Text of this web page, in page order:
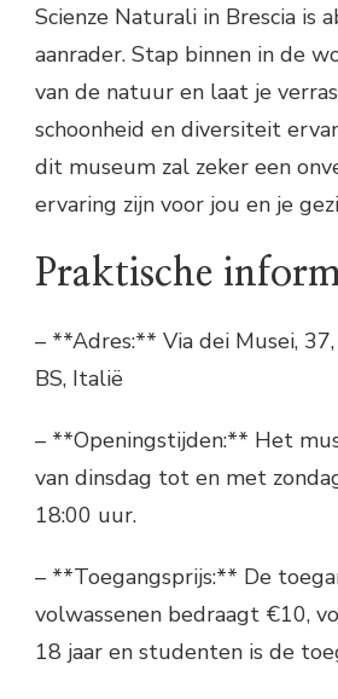
Scienze Naturali in Brescia is
aanrader. Stap binnen in de
van de natuur en laat je
schoonheid en diversiteit
dit museum zal zeker een
ervaring zijn voor jou en je
Praktische
– **Adres:** Via dei Musei,
BS, Italië
– **Openingstijden:** Het
van dinsdag tot en met
18:00 uur.
– **Toegangsprijs:** De
volwassenen bedraagt €10,
18 jaar en studenten is de